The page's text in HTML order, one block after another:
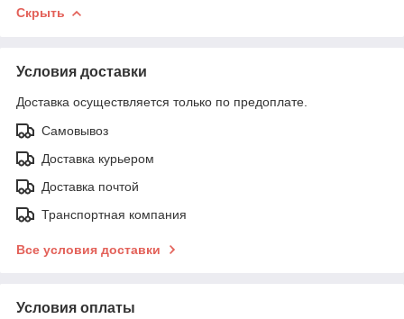
Скрыть
Условия доставки
Доставка осуществляется только по предоплате.
Самовывоз
Доставка курьером
Доставка почтой
Транспортная компания
Все условия доставки
Условия оплаты